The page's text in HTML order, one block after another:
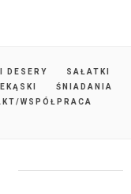
DESERY
SAŁATKI
ŚNIADANIA
WSPÓŁPRACA